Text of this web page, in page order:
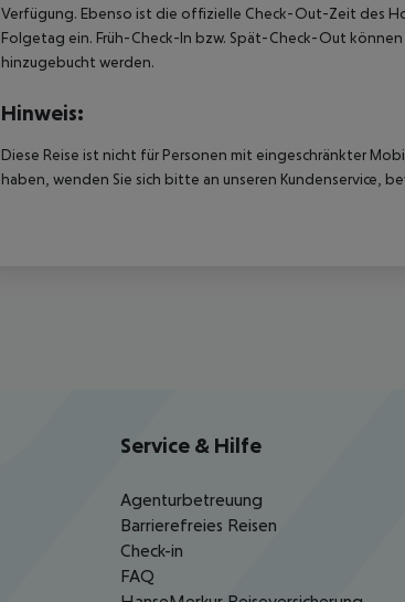
Verfügung. Ebenso ist die offizielle Check-Out-Zeit des
Folgetag ein. Früh-Check-In bzw. Spät-Check-Out
hinzugebucht werden.
Hinweis:
Diese Reise ist nicht für Personen mit eingeschränkter
haben, wenden Sie sich bitte an unseren Kundenservice,
Service & Hilfe
Agenturbetreuung
Barrierefreies Reisen
Check-in
FAQ